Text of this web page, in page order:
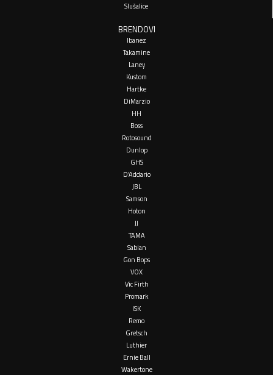
Slušalice
BRENDOVI
Ibanez
Takamine
Laney
Kustom
Hartke
DiMarzio
HH
Boss
Rotosound
Dunlop
GHS
D’Addario
JBL
Samson
Hoton
JJ
TAMA
Sabian
Gon Bops
VOX
Vic Firth
Promark
ISK
Remo
Gretsch
Luthier
Ernie Ball
Wakertone